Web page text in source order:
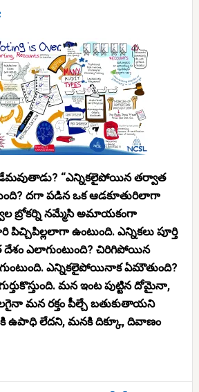
“ఎన్నికలైపోయిన తర్వాత
దగా పడిన ఒక ఆడకూతురిలాగా
బ్రోకర్ని నమ్మేసి అమాయకంగా
ఉంటుంది. ఎన్నికలు పూర్తి
ఎలాగుంటుంది? చిరిగిపోయిన
ఎన్నికలైపోయినాక ఏమౌతుంది?
మన ఇంట పుట్టిన దోమైనా,
మన రక్తం పీల్చే బతుకుతాయని
ఉపాధి లేదని, మనకి దిక్కూ, దివాణం